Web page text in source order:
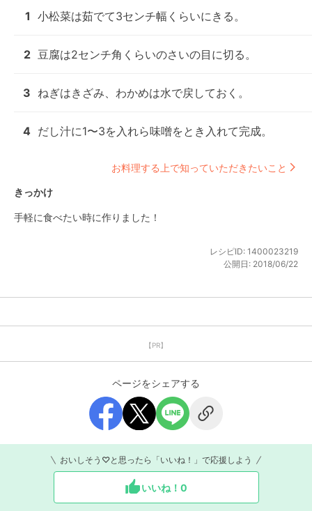
1 小松菜は茹でて3センチ幅くらいにきる。
2 豆腐は2センチ角くらいのさいの目に切る。
3 ねぎはきざみ、わかめは水で戻しておく。
4 だし汁に1〜3を入れら味噌をとき入れて完成。
お料理する上で知っていただきたいこと
きっかけ
手軽に食べたい時に作りました！
レシピID: 1400023219
公開日: 2018/06/22
【PR】
ページをシェアする
おいしそう♡と思ったら「いいね！」で応援しよう
いいね！ 0